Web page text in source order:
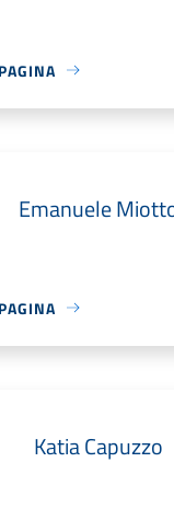
Emanuele
Katia Capuzzo